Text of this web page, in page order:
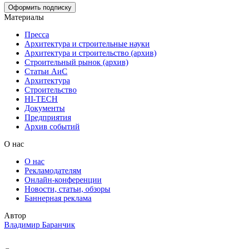
Материалы
Пресса
Архитектура и строительные науки
Архитектура и строительство (архив)
Строительный рынок (архив)
Статьи АиС
Архитектура
Строительство
HI-TECH
Документы
Предприятия
Архив событий
О нас
О нас
Рекламодателям
Онлайн-конференции
Новости, статьи, обзоры
Баннерная реклама
Автор
Владимир Баранчик